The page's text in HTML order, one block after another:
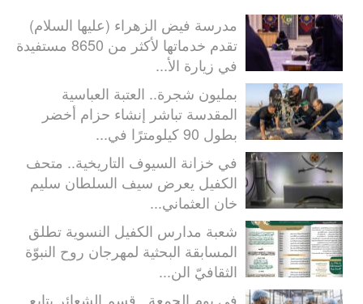
مدرسة فيض الزهراء (عليها السلام)
تقدم خدماتها لأكثر من 8650 مستفيدة
في زيارة الأ...
بمليون شجرة.. العتبة العباسية
المقدسة تباشر إنشاء حزام أخضر
بطول 90 كيلومترًا في...
في خزانة السيوف التاريخية.. متحف
الكفيل يعرض سيف السلطان سليم
خان العثماني...
شعبة مدارس الكفيل النسوية تطلق
المسابقة البحثية لمهرجان روح النبوّة
الثقافيّ الن...
في يوم الجمعة.. قسم الشعائر يتابع